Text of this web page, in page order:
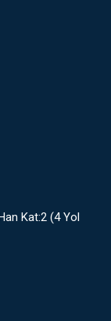
Kat:2 (4 Yol